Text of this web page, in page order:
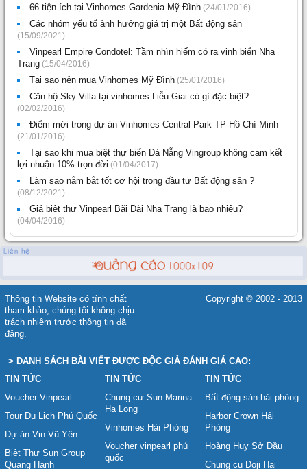
66 tiện ích tại Vinhomes Gardenia Mỹ Đình (24/01/2016)
Các nhóm yếu tố ảnh hưởng giá trị một Bất động sản
(15/09/2021)
Vinpearl Empire Condotel: Tầm nhìn hiếm có ra vịnh biển Nha
Trang (15/04/2016)
Tại sao nên mua Vinhomes Mỹ Đình (25/01/2016)
Căn hộ Sky Villa tại vinhomes Liễu Giai có gì đặc biệt?
(02/02/2016)
Điểm mới trong dự án Vinhomes Central Park TP Hồ Chí Minh
(21/01/2016)
Tại sao khi mua biệt thự biển Đà Nẵng Vingroup không cam kết
lợi nhuận 10% trọn đời (01/04/2017)
Làm sao nắm bắt tốt cơ hội trong đầu tư Bất động sản ?
(08/12/2021)
Giá biệt thự Vinpearl Bãi Dài Nha Trang là bao nhiêu?
(04/04/2016)
Thông tin Website có tính chất
tham khảo, chúng tôi không chịu
trách nhiệm trước thông tin đã
đăng.
Copyright © 2002 - 2013
> DANH SÁCH BÀI VIẾT ĐƯỢC ĐỘC GIẢ ĐÁNH GIÁ CAO:
TIN TỨC
Voucher Vinpearl
Tour Du Lịch Phú Quốc
Dự án Vin Vũ Yên
Biệt Thự Sun Group
Quang Hanh
TIN TỨC
Chung cư Sun Marina
Hạ Long
Vinhomes Hải Phòng
Voucher vinpearl phú
quốc
TIN TỨC
Bất động sản hải phòng
Harbor Crown Hải
Phòng
Hoàng Huy Sở Dầu
Chung cu Doji Hai